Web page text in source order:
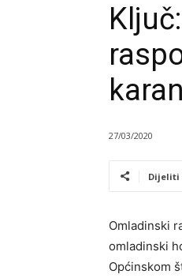
27/03/2020
Dijeliti
Omladinski
omladinski
Općinskom